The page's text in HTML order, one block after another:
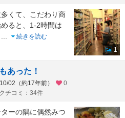
くて、こだわり商
ると、1-2時間は
続きを読む
1
あった！
02（約17年前）
0
チコミ：34件
ーの隅に偶然みつ